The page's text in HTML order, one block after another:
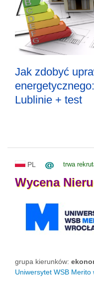
Jak zdobyć
Lublinie + test
PL trwa
Wycena
grupa kierunków:
Uniwersytet WSB Merito